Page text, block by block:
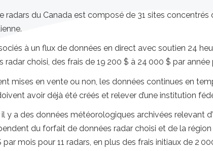
du Canada est composé de 31 sites concentrés
à un flux de données en direct avec soutien 24
choisi, des frais de 19 200 $ à 24 000 $ par
mises en vente ou non, les données continues en
avoir déjà été créés et relever d’une institution
a des données météorologiques archivées relevant
du forfait de données radar choisi et de la
mois pour 11 radars, en plus des frais initiaux de 2